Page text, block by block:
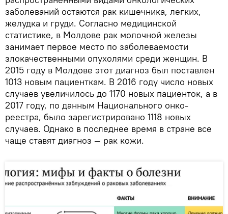
заболеваний остаются рак кишечника, легких,
желудка и груди. Согласно медицинской
статистике, в Молдове рак молочной железы
занимает первое место по заболеваемости
злокачественными опухолями среди женщин. В
2015 году в Молдове этот диагноз был поставлен
1013 новым пациенткам. В 2016 году число новых
случаев увеличилось до 1170 новых пациенток, а в
2017 году, по данным Национального онко-
реестра, было зарегистрировано 1118 новых
случаев. Однако в последнее время в стране все
чаще ставят диагноз — рак кожи.